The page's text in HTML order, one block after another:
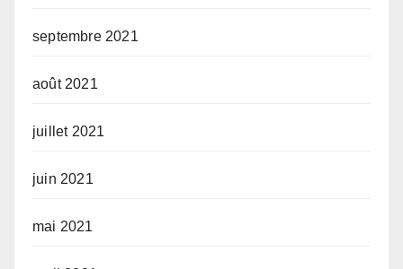
septembre 2021
août 2021
juillet 2021
juin 2021
mai 2021